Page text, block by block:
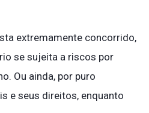
extremamente concorrido,
se sujeita a riscos por
Ou ainda, por puro
e seus direitos, enquanto